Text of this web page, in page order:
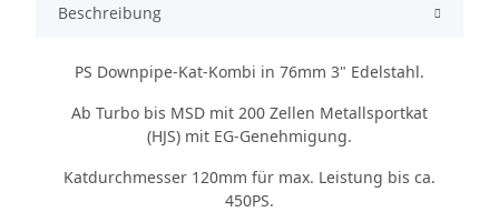
Beschreibung
PS Downpipe-Kat-Kombi in 76mm 3" Edelstahl.
Ab Turbo bis MSD mit 200 Zellen Metallsportkat
(HJS) mit EG-Genehmigung.
Katdurchmesser 120mm für max. Leistung bis ca.
450PS.